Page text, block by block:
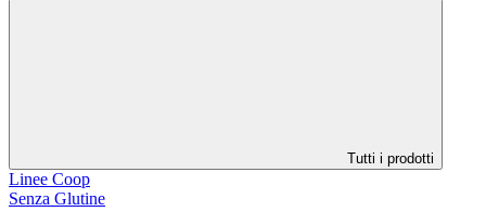
Tutti i prodotti
Linee Coop
Senza Glutine